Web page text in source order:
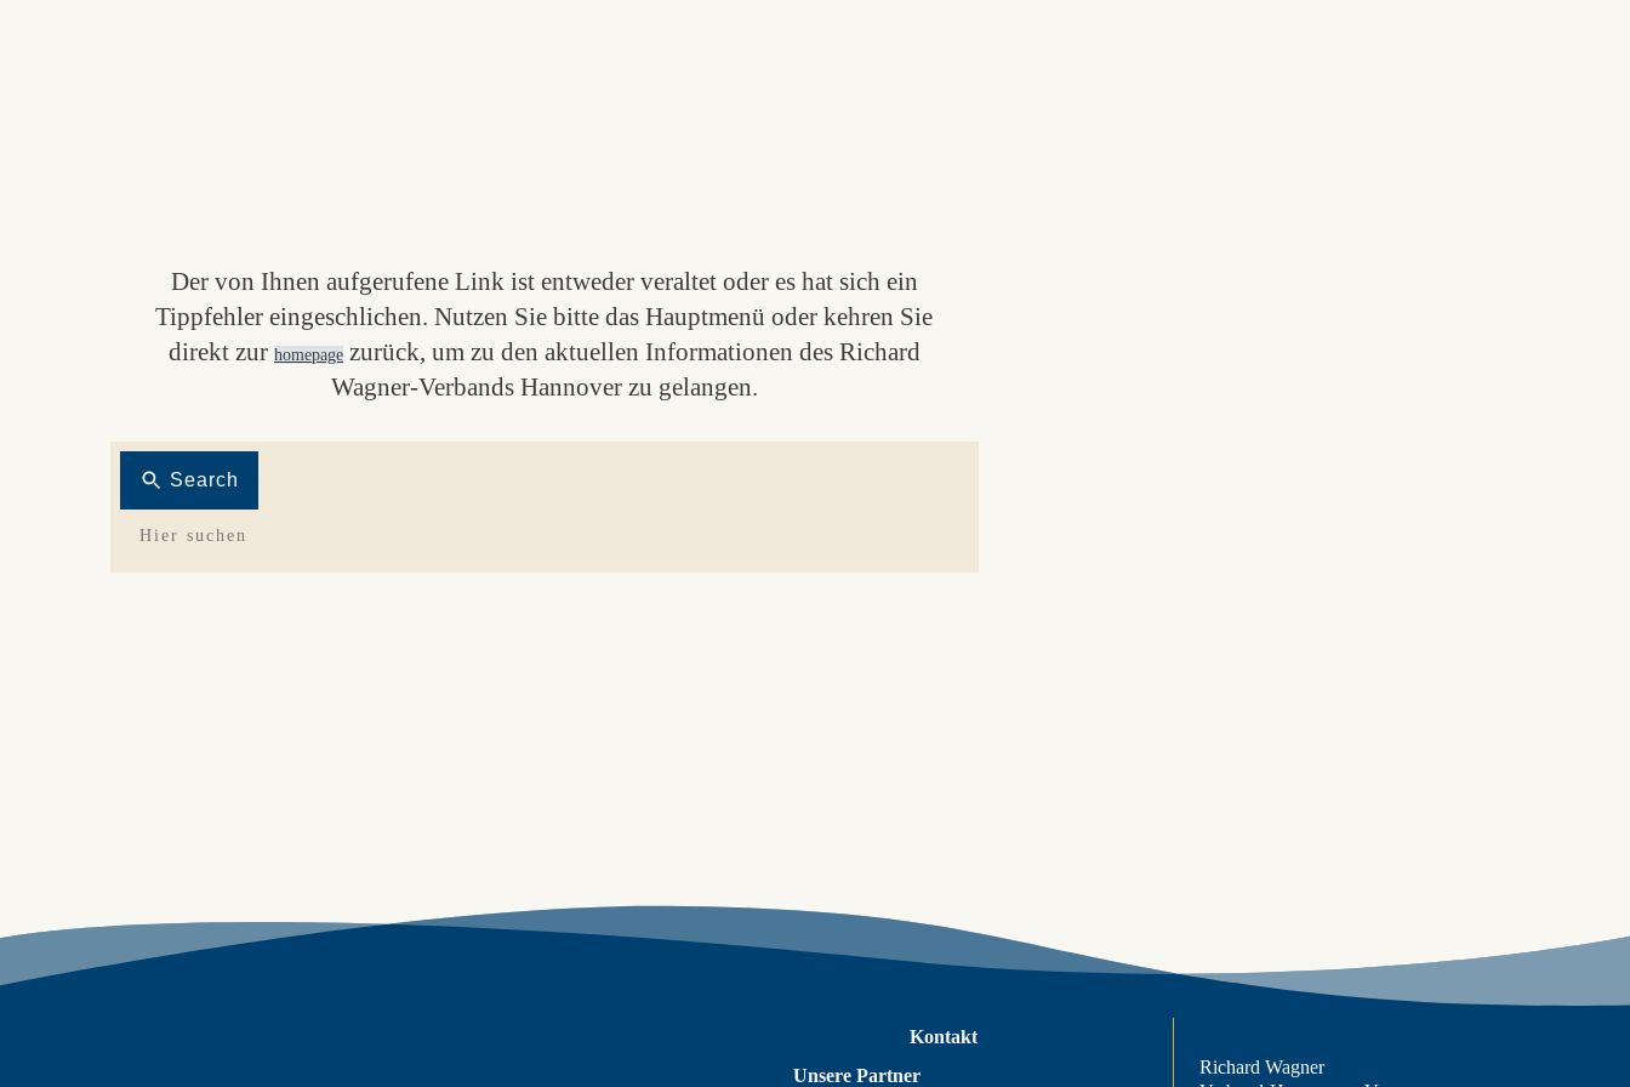
Der von Ihnen aufgerufene Link ist entweder veraltet oder es hat sich ein
Tippfehler eingeschlichen. Nutzen Sie bitte das Hauptmenü oder kehren Sie
direkt zur homepagezurück, um zu den aktuellen Informationen des Richard
Wagner-Verbands Hannover zu gelangen.
Search
Kontakt
Unsere Partner
Richard Wagner